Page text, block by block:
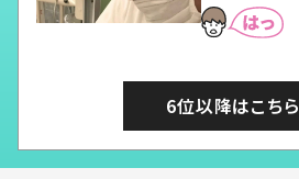
6位以降はこちら